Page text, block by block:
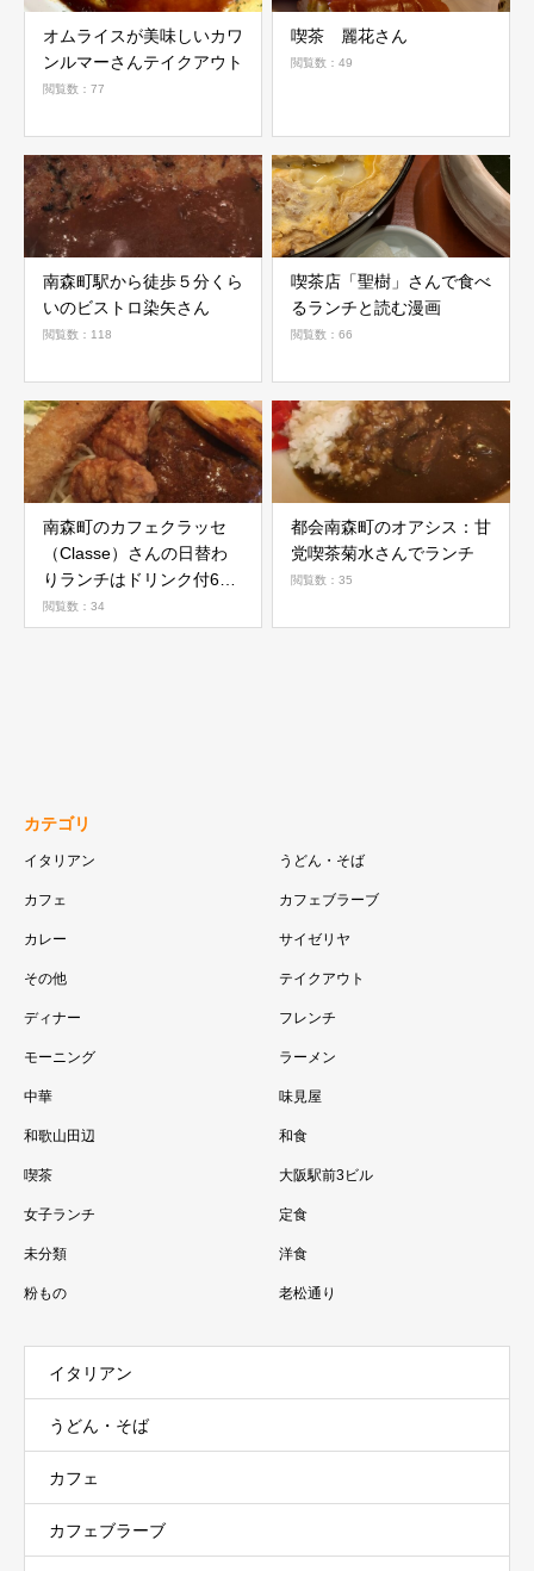
オムライスが美味しいカワ
ンルマーさんテイクアウト
閲覧数：77
喫茶 麗花さん
閲覧数：49
南森町駅から徒歩５分くら
いのビストロ染矢さん
閲覧数：118
喫茶店「聖樹」さんで食べ
るランチと読む漫画
閲覧数：66
南森町のカフェクラッセ
（Classe）さんの日替わ
りランチはドリンク付650
円
閲覧数：34
都会南森町のオアシス：甘
党喫茶菊水さんでランチ
閲覧数：35
カテゴリ
イタリアン うどん・そば
カフェ カフェブラーブ
カレー サイゼリヤ
その他 テイクアウト
ディナー フレンチ
モーニング ラーメン
中華 味見屋
和歌山田辺 和食
喫茶 大阪駅前3ビル
女子ランチ 定食
未分類 洋食
粉もの 老松通り
イタリアン
うどん・そば
カフェ
カフェブラーブ